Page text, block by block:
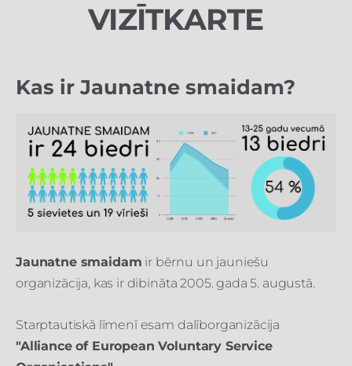
VIZĪTKARTE
Kas ir Jaunatne smaidam?
Jaunatne smaidam ir bērnu un jauniešu
organizācija, kas ir dibināta 2005. gada 5. augustā.
Starptautiskā līmenī esam dalīborganizācija
"Alliance of European Voluntary Service